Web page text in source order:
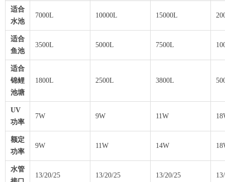
适合
水池
7000L 10000L 15000L
适合
鱼池
3500L 5000L 7500L
适合
锦鲤
池塘
1800L 2500L 3800L
UV
功率
7W 9W 11W
额定
功率
9W 11W 14W
水管
13/20/25 13/20/25 13/20/25